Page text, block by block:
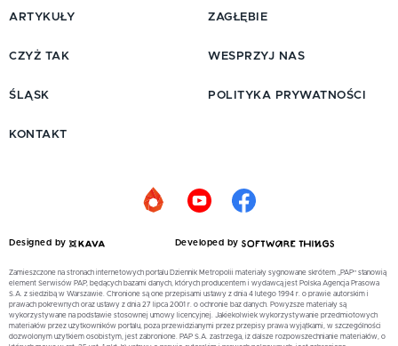
ARTYKUŁY
CZYŻ TAK
ŚLĄSK
ZAGŁĘBIE
WESPRZYJ NAS
POLITYKA PRYWATNOŚCI
KONTAKT
Designed by Developed by
Zamieszczone na stronach internetowych portalu Dziennik Metropolii materiały sygnowane skrótem „PAP” stanowią
element Serwisów PAP, będących bazami danych, których producentem i wydawcą jest Polska Agencja Prasowa
S.A. z siedzibą w Warszawie. Chronione są one przepisami ustawy z dnia 4 lutego 1994 r. o prawie autorskim i
prawach pokrewnych oraz ustawy z dnia 27 lipca 2001 r. o ochronie baz danych. Powyższe materiały są
wykorzystywane na podstawie stosownej umowy licencyjnej. Jakiekolwiek wykorzystywanie przedmiotowych
materiałów przez użytkowników portalu, poza przewidzianymi przez przepisy prawa wyjątkami, w szczególności
dozwolonym użytkiem osobistym, jest zabronione. PAP S.A. zastrzega, iż dalsze rozpowszechnianie materiałów, o